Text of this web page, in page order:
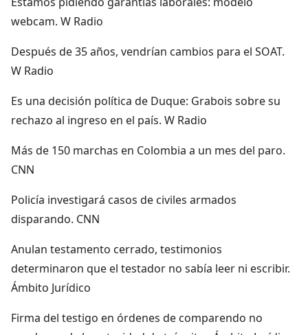
webcam. W Radio
Después de 35 años, vendrían cambios para el SOAT.
W Radio
Es una decisión política de Duque: Grabois sobre su
rechazo al ingreso en el país. W Radio
Más de 150 marchas en Colombia a un mes del paro.
CNN
Policía investigará casos de civiles armados
disparando. CNN
Anulan testamento cerrado, testimonios
determinaron que el testador no sabía leer ni escribir.
Ámbito Jurídico
Firma del testigo en órdenes de comparendo no